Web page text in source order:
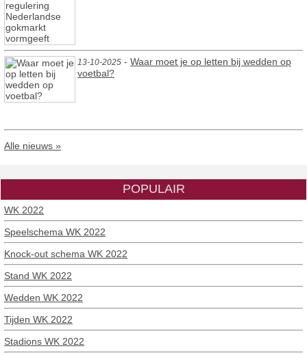
13-10-2025 - Waar moet je op letten bij wedden op
voetbal?
Alle nieuws »
POPULAIR
WK 2022
Speelschema WK 2022
Knock-out schema WK 2022
Stand WK 2022
Wedden WK 2022
Tijden WK 2022
Stadions WK 2022